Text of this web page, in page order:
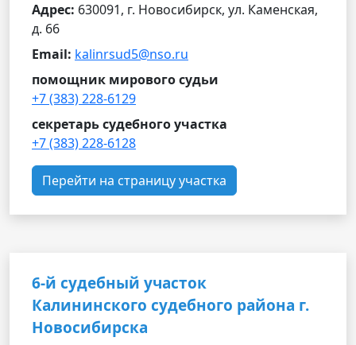
Адрес: 630091, г. Новосибирск, ул. Каменская,
д. 66
Email: kalinrsud5@nso.ru
помощник мирового судьи
+7 (383) 228-6129
секретарь судебного участка
+7 (383) 228-6128
Перейти на страницу участка
6-й судебный участок
Калининского судебного района г.
Новосибирска